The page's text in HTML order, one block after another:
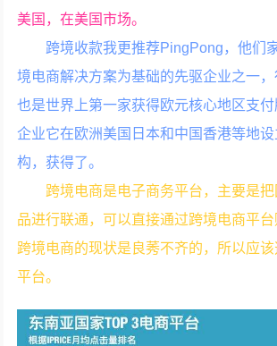
美国，在美国市场。
跨境收款我更推荐PingPong，他们
境电商解决方案为基础的先驱企业之一，
也是世界上第一家获得欧元核心地区支
企业它在欧洲美国日本和中国香港等地
构，获得了。
跨境电商是电子商务平台，主要是
品进行联通，可以直接通过跨境电商平
跨境电商的现状是良莠不齐的，所以应
平台。